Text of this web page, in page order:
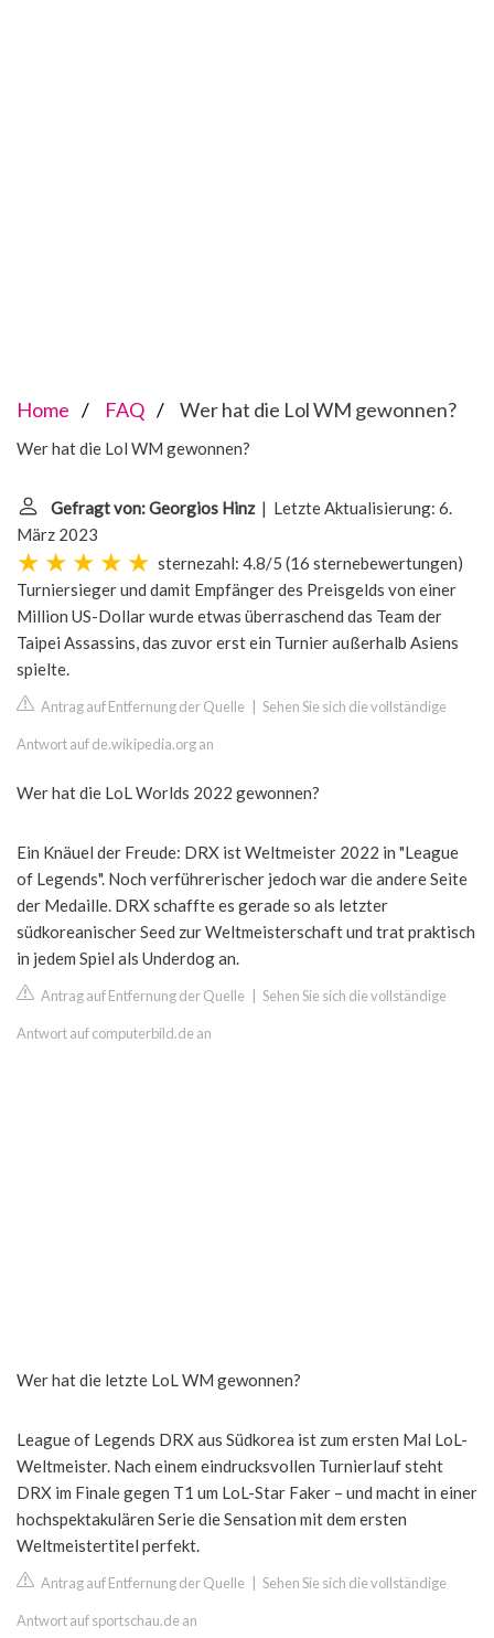
Home FAQ Wer hat die Lol WM gewonnen?
Wer hat die Lol WM gewonnen?
Gefragt von: Georgios Hinz| Letzte Aktualisierung: 6.
März 2023
sternezahl: 4.8/5 (16 sternebewertungen)
Turniersieger und damit Empfänger des Preisgelds von einer
Million US-Dollar wurde etwas überraschend das Team der
Taipei Assassins, das zuvor erst ein Turnier außerhalb Asiens
spielte.
Antrag auf Entfernung der Quelle Sehen Sie sich die vollständige
Antwort auf de.wikipedia.org an
Wer hat die LoL Worlds 2022 gewonnen?
Ein Knäuel der Freude: DRX ist Weltmeister 2022 in "League
of Legends". Noch verführerischer jedoch war die andere Seite
der Medaille. DRX schaffte es gerade so als letzter
südkoreanischer Seed zur Weltmeisterschaft und trat praktisch
in jedem Spiel als Underdog an.
Antrag auf Entfernung der Quelle Sehen Sie sich die vollständige
Antwort auf computerbild.de an
Wer hat die letzte LoL WM gewonnen?
League of Legends DRX aus Südkorea ist zum ersten Mal LoL-
Weltmeister. Nach einem eindrucksvollen Turnierlauf steht
DRX im Finale gegen T1 um LoL-Star Faker – und macht in einer
hochspektakulären Serie die Sensation mit dem ersten
Weltmeistertitel perfekt.
Antrag auf Entfernung der Quelle Sehen Sie sich die vollständige
Antwort auf sportschau.de an